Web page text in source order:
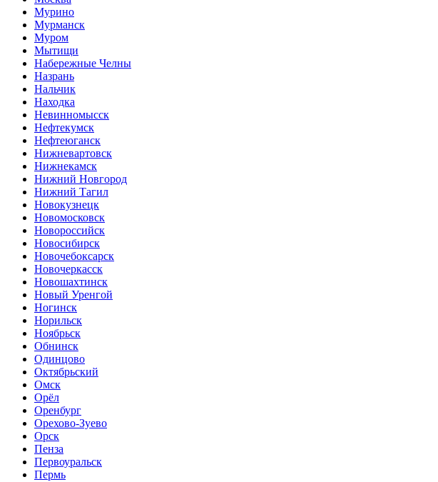
Мурино
Мурманск
Муром
Мытищи
Набережные Челны
Назрань
Нальчик
Находка
Невинномысск
Нефтекумск
Нефтеюганск
Нижневартовск
Нижнекамск
Нижний Новгород
Нижний Тагил
Новокузнецк
Новомосковск
Новороссийск
Новосибирск
Новочебоксарск
Новочеркасск
Новошахтинск
Новый Уренгой
Ногинск
Норильск
Ноябрьск
Обнинск
Одинцово
Октябрьский
Омск
Орёл
Оренбург
Орехово-Зуево
Орск
Пенза
Первоуральск
Пермь